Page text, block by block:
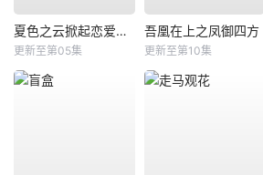
夏色之云掀起恋爱与风暴
更新至第05集
吾凰在上之凤御四方
更新至第10集